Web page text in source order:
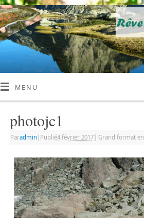
MENU
photojc1
Paradmin Publié4 février 2017| Grand format en